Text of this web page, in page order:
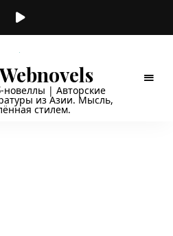
новеллы | Авторские
из Азии. Мысль,
стилем.